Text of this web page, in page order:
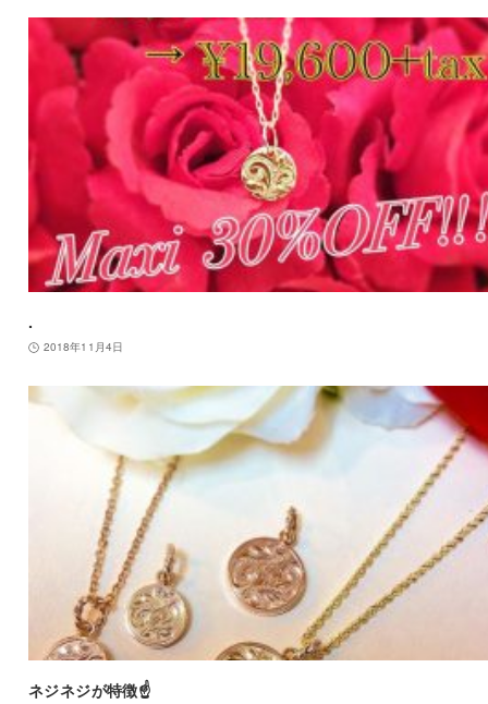
.
2018年11月4日
ネジネジが特徴☝️